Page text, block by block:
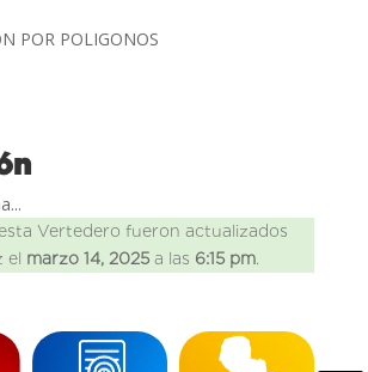
POR POLIGONOS
Vertedero fueron actualizados
el marzo 14, 2025a las 6:15 pm.